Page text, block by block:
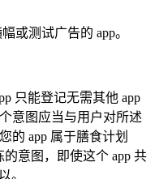
或测试广告的 app。
只能登记无需其他 app
意图应当与用户对所述
的 app 属于膳食计划
意图，即使这个 app 共
。